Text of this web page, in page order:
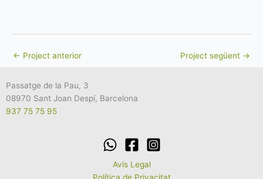
← Project anterior Project següent →
Passatge de la Pau, 3
08970 Sant Joan Despí, Barcelona
937 75 75 95
Avís Legal